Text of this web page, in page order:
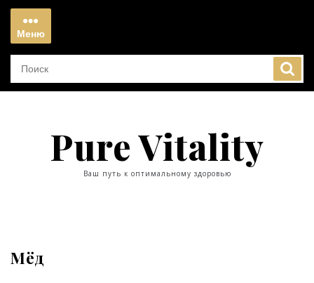
Перейти
содержимому
Меню
Меню
Pure Vitality
Ваш путь к оптимальному здоровью
Мёд